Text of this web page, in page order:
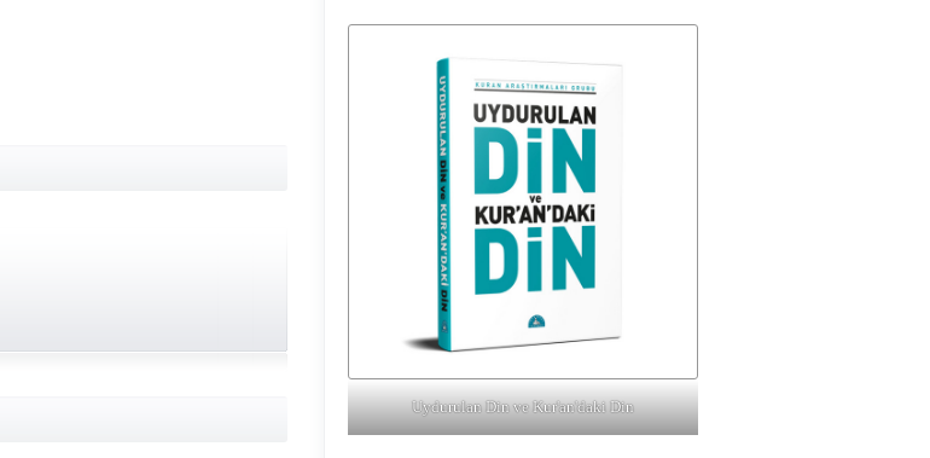
Uydurulan Din ve Kur'an'daki Din